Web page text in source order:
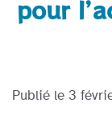
pour
Publié le 3